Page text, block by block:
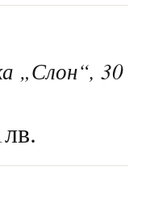
„Слон“, 30
лв.